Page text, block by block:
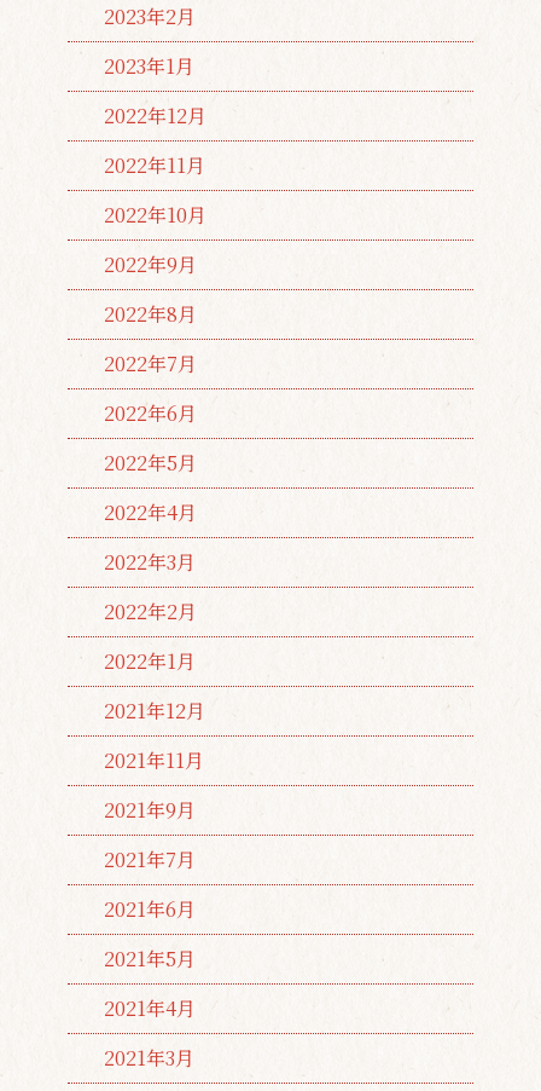
2023年2月
2023年1月
2022年12月
2022年11月
2022年10月
2022年9月
2022年8月
2022年7月
2022年6月
2022年5月
2022年4月
2022年3月
2022年2月
2022年1月
2021年12月
2021年11月
2021年9月
2021年7月
2021年6月
2021年5月
2021年4月
2021年3月